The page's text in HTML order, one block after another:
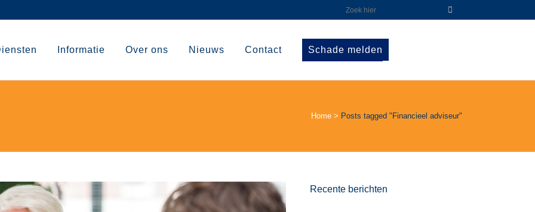
Informatie Over ons Nieuws Contact Schade melden
Home > Posts tagged "Financieel adviseur"
Recente berichten